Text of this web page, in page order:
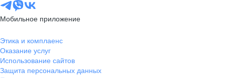
Мобильное приложение
Этика и комплаенс
Оказание услуг
Использование сайтов
Защита персональных данных